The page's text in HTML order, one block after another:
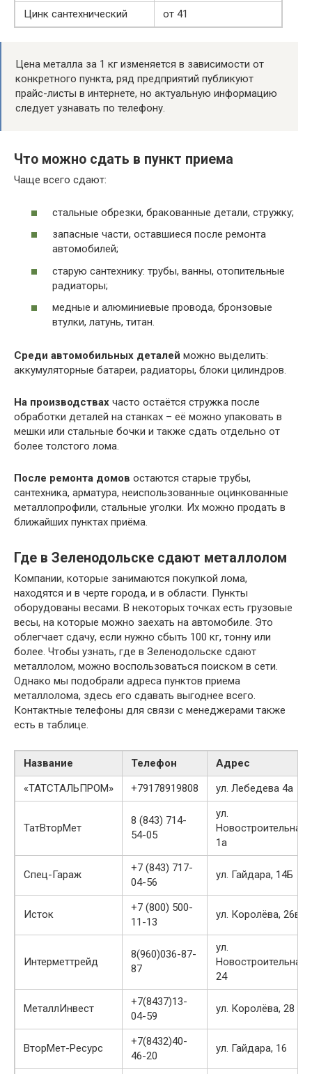
Цинк сантехнический от 41
Цена металла за 1 кг изменяется в зависимости от
конкретного пункта, ряд предприятий публикуют
прайс-листы в интернете, но актуальную информацию
следует узнавать по телефону.
Что можно сдать в пункт приема
Чаще всего сдают:
стальные обрезки, бракованные детали, стружку;
запасные части, оставшиеся после ремонта
автомобилей;
старую сантехнику: трубы, ванны, отопительные
радиаторы;
медные и алюминиевые провода, бронзовые
втулки, латунь, титан.
Среди автомобильных деталей можно выделить:
аккумуляторные батареи, радиаторы, блоки цилиндров.
На производствах часто остаётся стружка после
обработки деталей на станках – её можно упаковать в
мешки или стальные бочки и также сдать отдельно от
более толстого лома.
После ремонта домов остаются старые трубы,
сантехника, арматура, неиспользованные оцинкованные
металлопрофили, стальные уголки. Их можно продать в
ближайших пунктах приёма.
Где в Зеленодольске сдают металлолом
Компании, которые занимаются покупкой лома,
находятся и в черте города, и в области. Пункты
оборудованы весами. В некоторых точках есть грузовые
весы, на которые можно заехать на автомобиле. Это
облегчает сдачу, если нужно сбыть 100 кг, тонну или
более. Чтобы узнать, где в Зеленодольске сдают
металлолом, можно воспользоваться поиском в сети.
Однако мы подобрали адреса пунктов приема
металлолома, здесь его сдавать выгоднее всего.
Контактные телефоны для связи с менеджерами также
есть в таблице.
Название Телефон
Адрес
«ТАТСТАЛЬПРОМ»
+79178919808 ул. Лебедева 4а
ТатВторМет
8 (843) 714-
54-05
ул.
Новостроительная,
1а
Спец-Гараж
+7 (843) 717-
04-56
ул. Гайдара, 14Б
Исток
+7 (800) 500-
11-13
ул. Королёва, 26в
Интерметтрейд
8(960)036-87-
87
ул.
Новостроительная,
24
МеталлИнвест
+7(8437)13-
04-59
ул. Королёва, 28
ВторМет-Ресурс
+7(8432)40-
46-20
ул. Гайдара, 16